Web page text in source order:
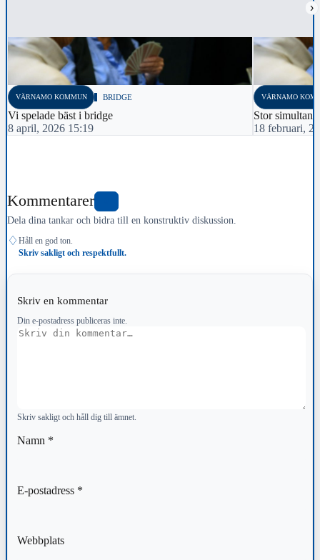
›
VÄRNAMO KOMMUN BRIDGE
Vi spelade bäst i bridge
8 april, 2026 15:19
VÄRNAMO
Stor
18 februari,
Kommentarer
Dela dina tankar och bidra till en konstruktiv diskussion.
♢ Håll en god ton.
Skriv sakligt och respektfullt.
Skriv en kommentar
Din e-postadress publiceras inte.
Kommentar
Skriv sakligt och håll dig till ämnet.
Namn *
E-postadress *
Webbplats